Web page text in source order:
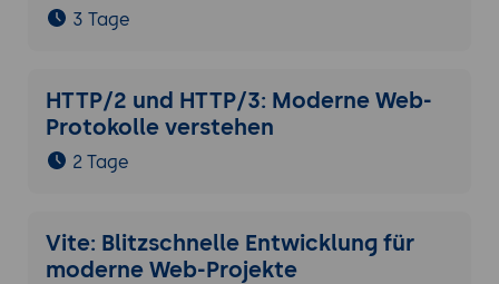
3 Tage
HTTP/2 und HTTP/3: Moderne Web-
Protokolle verstehen
2 Tage
Vite: Blitzschnelle Entwicklung für
moderne Web-Projekte